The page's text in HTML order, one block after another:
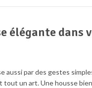
élégante
par des gestes
un art. Une housse